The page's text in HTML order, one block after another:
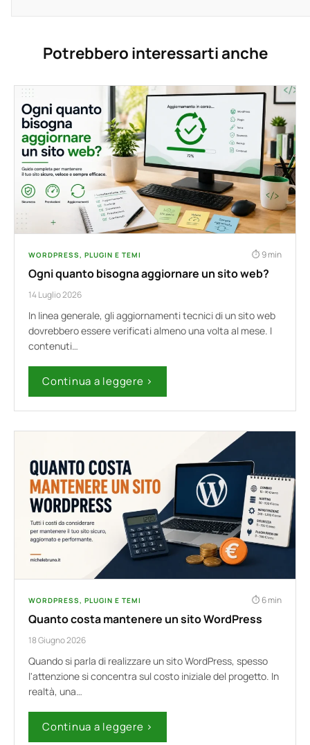
Potrebbero interessarti anche
WORDPRESS, PLUGIN E TEMI 9 min
Ogni quanto bisogna aggiornare un sito web?
14 Luglio 2026
In linea generale, gli aggiornamenti tecnici di un sito web
dovrebbero essere verificati almeno una volta al mese. I
contenuti…
Continua a leggere ›
WORDPRESS, PLUGIN E TEMI 6 min
Quanto costa mantenere un sito WordPress
18 Giugno 2026
Quando si parla di realizzare un sito WordPress, spesso
l'attenzione si concentra sul costo iniziale del progetto. In
realtà, una…
Continua a leggere ›